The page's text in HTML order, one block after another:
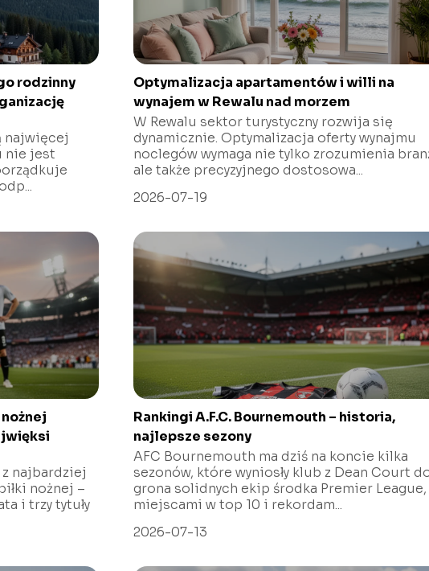
rodzinny
najwięcej
nie jest
Optymalizacja apartamentów i willi na
wynajem w Rewalu nad morzem
W Rewalu sektor turystyczny rozwija się
dynamicznie. Optymalizacja oferty wynajmu
noclegów wymaga nie tylko zrozumienia
ale także precyzyjnego dostosowa...
2026-07-19
najbardziej
nożnej –
i trzy tytuły
Rankingi A.F.C. Bournemouth – historia,
najlepsze sezony
AFC Bournemouth ma dziś na koncie kilka
sezonów, które wyniosły klub z Dean Court
grona solidnych ekip środka Premier League,
miejscami w top 10 i rekordam...
2026-07-13